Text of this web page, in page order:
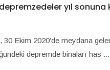
yıl
30 Ekim 2020'de meydana
depremde binaları has ...